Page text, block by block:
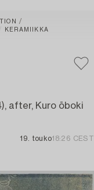
KERAMIIKKA
after, Kuro ōboki
19. touko18:26 CEST